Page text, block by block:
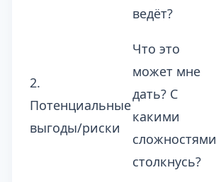
ведёт?
2.
Потенциальные
выгоды/риски
Что это
может мне
дать? С
какими
сложностями
столкнусь?